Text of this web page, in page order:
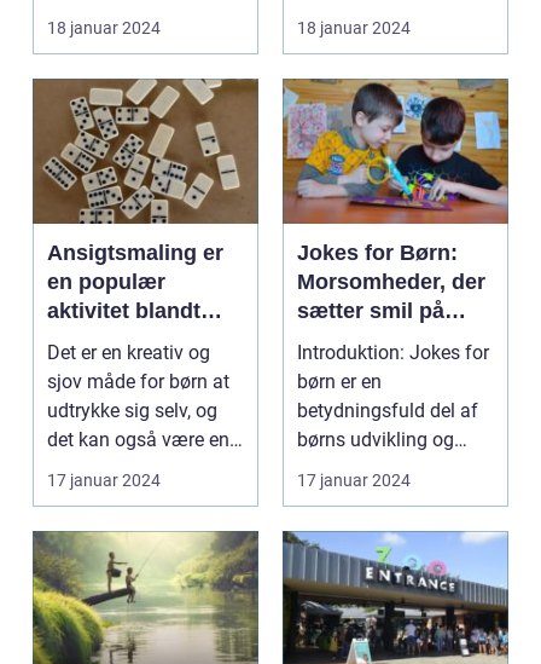
dette emne. ...
18 januar 2024
udvikling og ...
18 januar 2024
Ansigtsmaling er
en populær
aktivitet blandt
børn, der elsker at
forvandle sig til
deres
yndlingsfigurer
eller dyr
Det er en kreativ og
sjov måde for børn at
udtrykke sig selv, og
det kan også være en
god mulighed f...
17 januar 2024
Jokes for Børn:
Morsomheder, der
sætter smil på
børnenes læber
Introduktion: Jokes for
børn er en
betydningsfuld del af
børns udvikling og
humor. Denne artikel
udf...
17 januar 2024